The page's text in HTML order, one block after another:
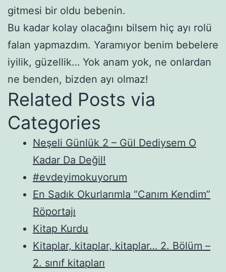
gitmesi bir oldu bebenin.
Bu kadar kolay olacağını bilsem hiç ayı rolü
falan yapmazdım. Yaramıyor benim bebelere
iyilik, güzellik… Yok anam yok, ne onlardan
ne benden, bizden ayı olmaz!
Related Posts via
Categories
Neşeli Günlük 2 – Gül Dediysem O
Kadar Da Değil!
#evdeyimokuyorum
En Sadık Okurlarımla “Canım Kendim”
Röportajı
Kitap Kurdu
Kitaplar, kitaplar, kitaplar… 2. Bölüm –
2. sınıf kitapları